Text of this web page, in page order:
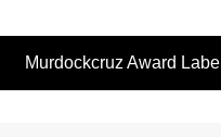
Murdockcruz Award Label